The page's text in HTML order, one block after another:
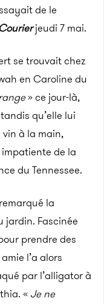
de le
jeudi 7 mai.
se trouvait chez
en Caroline du
» ce jour-là,
qu’elle lui
à la main,
de la
du Tennessee.
la
jardin. Fascinée
prendre des
l’a alors
par l’alligator à
« Je ne